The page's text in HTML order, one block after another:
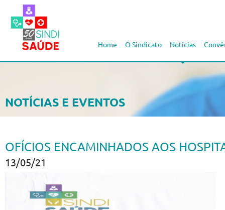
Notícias
O Sindicato
Home
NOTÍCIAS E EVENTOS
OFÍCIOS ENCAMINHADOS AOS
13/05/21